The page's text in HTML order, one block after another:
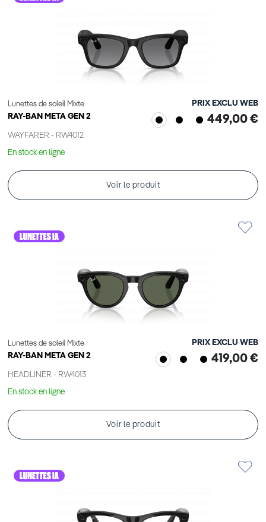
Lunettes de soleil Mixte
RAY-BAN META GEN 2
WAYFARER - RW4012
PRIX EXCLU WEB
449,00 €
En stock en ligne
Voir le produit
Lunettes de soleil Mixte
RAY-BAN META GEN 2
HEADLINER - RW4013
PRIX EXCLU WEB
419,00 €
En stock en ligne
Voir le produit